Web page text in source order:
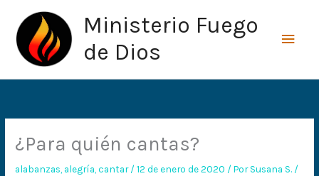
contenido
Ministerio Fuego
de Dios
¿Para quién cantas?
alabanzas alegría ,cantar/12 de enero de 2020 / PorSusana S. /